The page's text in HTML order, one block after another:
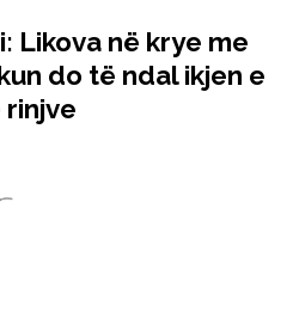
Likova në krye me
do të ndal ikjen e
rinjve